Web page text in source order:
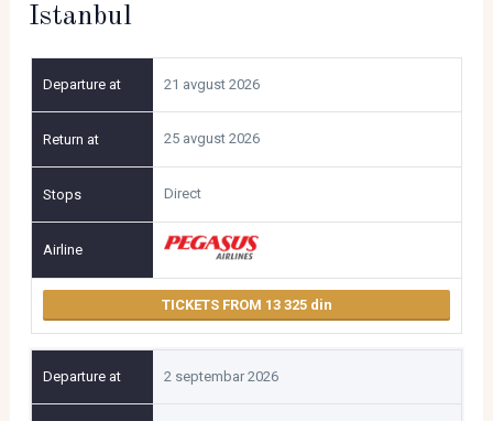
Istanbul
21 avgust 2026
25 avgust 2026
Direct
TICKETS FROM 13 325
2 septembar 2026